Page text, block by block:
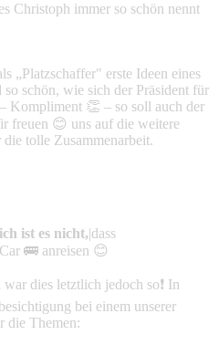
Christoph immer so schön nennt
„Platzschaffer" erste Ideen eines
schön, wie sich der Präsident für
Kompliment 👏 – so soll auch der
freuen 😊 uns auf die weitere
tolle Zusammenarbeit.
ist es nicht,|dass
🚌 anreisen 😊
dies letztlich jedoch so❗ In
bei einem unserer
die Themen: